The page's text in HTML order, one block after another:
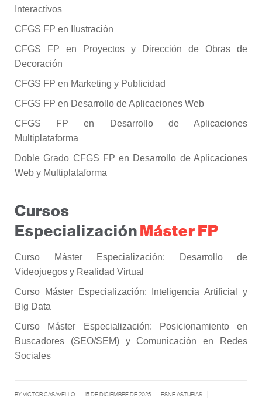
Interactivos
CFGS FP en Ilustración
CFGS FP en Proyectos y Dirección de Obras de
Decoración
CFGS FP en Marketing y Publicidad
CFGS FP en Desarrollo de Aplicaciones Web
CFGS FP en Desarrollo de Aplicaciones
Multiplataforma
Doble Grado CFGS FP en Desarrollo de Aplicaciones
Web y Multiplataforma
Cursos
Especialización Máster FP
Curso Máster Especialización: Desarrollo de
Videojuegos y Realidad Virtual
Curso Máster Especialización: Inteligencia Artificial y
Big Data
Curso Máster Especialización: Posicionamiento en
Buscadores (SEO/SEM) y Comunicación en Redes
Sociales
BYVICTOR CASAVELLO 15 DE DICIEMBRE DE 2025 ESNE ASTURIAS